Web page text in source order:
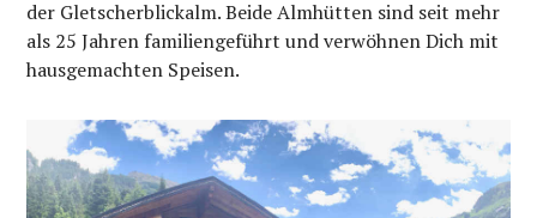
der Gletscherblickalm. Beide Almhütten sind seit mehr
als 25 Jahren familiengeführt und verwöhnen Dich mit
hausgemachten Speisen.